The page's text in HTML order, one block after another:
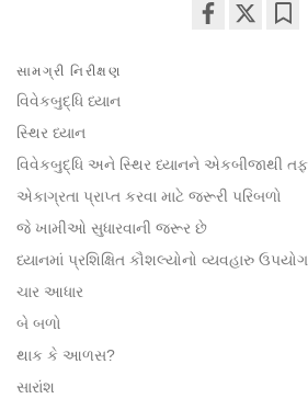
સામગ્રી નિરીક્ષણ
વિવેકબુદ્ધિ ધ્યાન
સ્થિર ધ્યાન
વિવેકબુદ્ધિ અને સ્થિર ધ્યાનને એકબીજાથી
એકાગ્રતા પ્રાપ્ત કરવા માટે જરૂરી પરિબળો
જે ખામીઓ સુધારવાની જરૂર છે
ધ્યાનમાં પ્રશિક્ષિત કૌશલ્યોનો વ્યવહારુ ઉપયોગ
ચાર આધાર
બે બળો
થાક કે આળસ?
સારાંશ